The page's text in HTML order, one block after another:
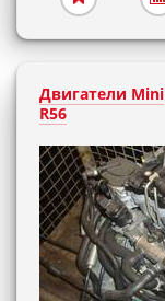
Двигатели Mini
R56